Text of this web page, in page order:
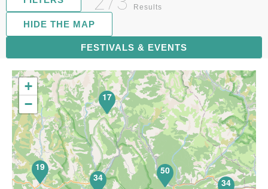
Results
FESTIVALS & EVENTS
HIDE THE MAP
19
34
50
34
17
71
+
−